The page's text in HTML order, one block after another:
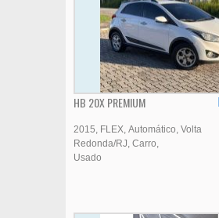
HB 20X PREMIUM
2015 FLEX Automático Volta
Redonda/RJ Carro
Usado